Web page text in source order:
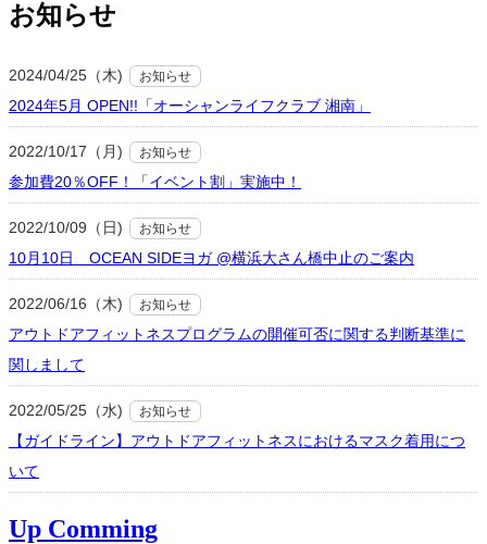
お知らせ
2024/04/25（木) お知らせ
2024年5月 OPEN!!「オーシャンライフクラブ 湘南」
2022/10/17（月) お知らせ
参加費20％OFF！「イベント割」実施中！
2022/10/09（日) お知らせ
10月10日 OCEAN SIDEヨガ @横浜大さん橋中止のご案内
2022/06/16（木) お知らせ
アウトドアフィットネスプログラムの開催可否に関する判断基準に
関しまして
2022/05/25（水) お知らせ
【ガイドライン】アウトドアフィットネスにおけるマスク着用につ
いて
Up Comming